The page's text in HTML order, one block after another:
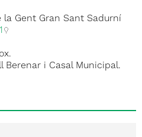
la Gent Gran Sant Sadurní
Berenar i Casal Municipal.